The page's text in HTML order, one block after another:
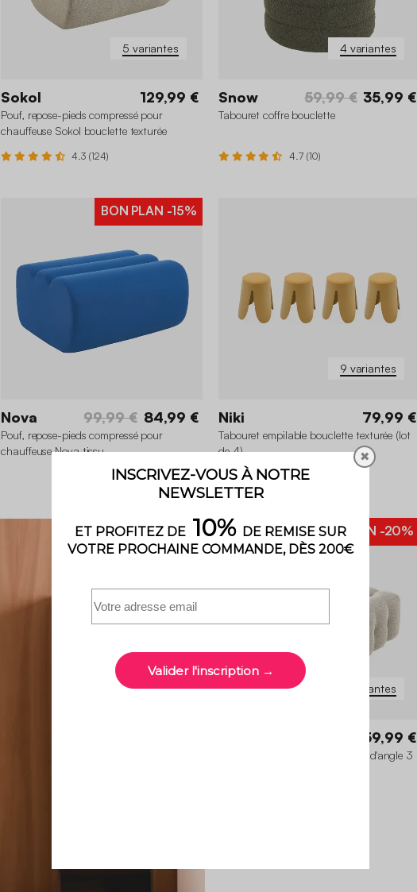
5 variantes
Sokol 129,99 €
Pouf, repose-pieds compressé pour
chauffeuse Sokol bouclette texturée
4.3 (124)
4 variantes
Snow 59,99 € 35,99 €
Tabouret coffre bouclette
4.7 (10)
BON PLAN -15%
Nova 99,99 € 84,99 €
Pouf, repose-pieds compressé pour
chauffeuse Nova tissu
9 variantes
Niki 79,99 €
Tabouret empilable bouclette texturée (lot
de 4)
4.9 (118)
4 variantes
BON PLAN -20%
159,99 €
Pouf, repose-pieds pour canapé d'angle 3
✖